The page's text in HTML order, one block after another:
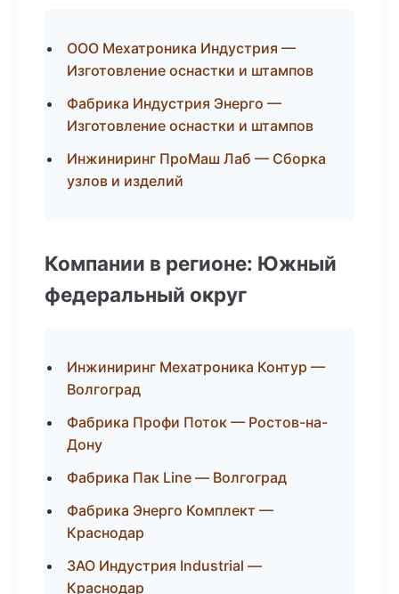
ООО Мехатроника Индустрия —
Изготовление оснастки и штампов
Фабрика Индустрия Энерго —
Изготовление оснастки и штампов
Инжиниринг ПроМаш Лаб — Сборка
узлов и изделий
Компании в регионе: Южный
федеральный округ
Инжиниринг Мехатроника Контур —
Волгоград
Фабрика Профи Поток — Ростов-на-
Дону
Фабрика Пак Line — Волгоград
Фабрика Энерго Комплект —
Краснодар
ЗАО Индустрия Industrial —
Краснодар